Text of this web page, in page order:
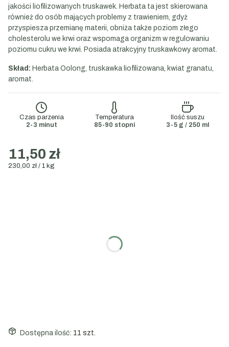
jakości liofilizowanych truskawek. Herbata ta jest skierowana
również do osób mających problemy z trawieniem, gdyż
przyspiesza przemianę materii, obniża także poziom złego
cholesterolu we krwi oraz wspomaga organizm w regulowaniu
poziomu cukru we krwi. Posiada atrakcyjny truskawkowy aromat.
Skład: Herbata Oolong, truskawka liofilizowana, kwiat granatu,
aromat.
Czas parzenia
2-3 minut
Temperatura
85-90 stopni
Ilość suszu
3-5 g / 250 ml
11,50 zł
230,00 zł / 1 kg
Dostępna ilość: 11 szt.